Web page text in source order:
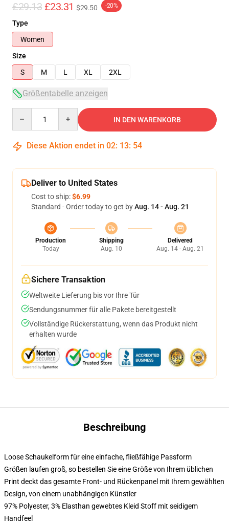
£29.13 £23.31 $29.50 -20%
Type
Women
Size
S
M L XL 2XL
Größentabelle anzeigen
IN DEN WARENKORB
Diese Aktion endet in 02: 13: 54
Deliver to United States
Cost to ship:$6.99
Standard - Order today to get byAug. 14 - Aug. 21
Production
Today
Shipping
Aug. 10
Delivered
Aug. 14 - Aug. 21
Sichere Transaktion
Weltweite Lieferung bis vor Ihre Tür
Sendungsnummer für alle Pakete bereitgestellt
Vollständige Rückerstattung, wenn das Produkt nicht
erhalten wurde
Beschreibung
Loose Schaukelform für eine einfache, fließfähige Passform
Größen laufen groß, so bestellen Sie eine Größe von Ihrem üblichen
Print deckt das gesamte Front- und Rückenpanel mit Ihrem gewählten
Design, von einem unabhängigen Künstler
97% Polyester, 3% Elasthan gewebtes Kleid Stoff mit seidigem
Handfeel